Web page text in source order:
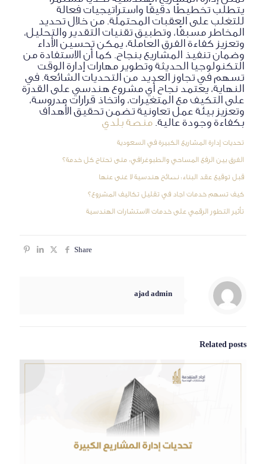
يتطلب تخطيطًا دقيقًا واستراتيجيات فعالة
للتغلب على العقبات المحتملة. من خلال تحديد
المخاطر مسبقًا، وتطبيق تقنيات التقدير والتحليل،
وتعزيز كفاءة الفرق العاملة، يمكن تحسين الأداء
وضمان تنفيذ المشاريع بنجاح. كما أن الاستفادة من
التكنولوجيا الحديثة وتطوير مهارات إدارة الوقت
تسهم في تجاوز العديد من التحديات الشائعة. في
النهاية، يعتمد نجاح أي مشروع هندسي على القدرة
على التكيف مع المتغيرات، واتخاذ قرارات مدروسة،
وتعزيز بيئة عمل تعاونية تضمن تحقيق الأهداف
بكفاءة وجودة عالية. منصة بلدي
تحديات إدارة المشاريع الكبيرة في السعودية
الفرق بين الرفع المساحي والطبوغرافي: متى تحتاج كل خدمة؟
قبل توقيع عقد البناء: نصائح هندسية لا غنى عنها
كيف تسهم خدمات اجاد في تقليل تكاليف المشروع؟
تأثير التطور الرقمي على خدمات الاستشارات الهندسية
Share
ajad admin
Related posts